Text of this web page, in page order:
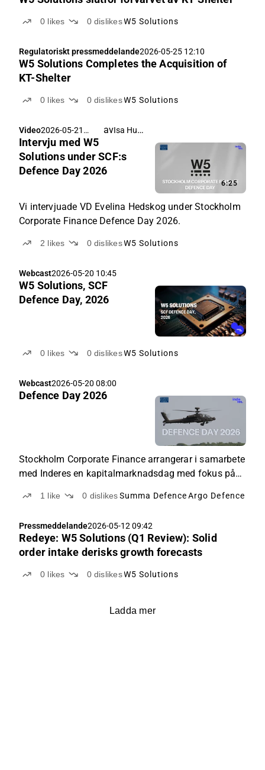
0 likes 0 dislikes W5 Solutions
Regulatoriskt pressmeddelande2026-05-25 12:10
W5 Solutions Completes the Acquisition of
KT-Shelter
0 likes 0 dislikes W5 Solutions
6:25
Video2026-05-21
09:09
av Isa Hudd
Intervju med W5
Solutions under SCF:s
Defence Day 2026
Vi intervjuade VD Evelina Hedskog under Stockholm
Corporate Finance Defence Day 2026.
2 likes 0 dislikes W5 Solutions
Webcast2026-05-20 10:45
W5 Solutions, SCF
Defence Day, 2026
0 likes 0 dislikes W5 Solutions
Webcast2026-05-20 08:00
Defence Day 2026
Stockholm Corporate Finance arrangerar i samarbete
med Inderes en kapitalmarknadsdag med fokus på
1 like 0 dislikesSumma DefenceArgo Defence
Pressmeddelande2026-05-12 09:42
Redeye: W5 Solutions (Q1 Review): Solid
order intake derisks growth forecasts
0 likes 0 dislikes W5 Solutions
Ladda mer